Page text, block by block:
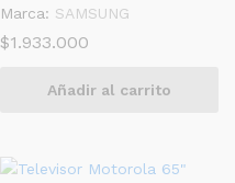
Marca: SAMSUNG
$1.933.000
Añadir al carrito